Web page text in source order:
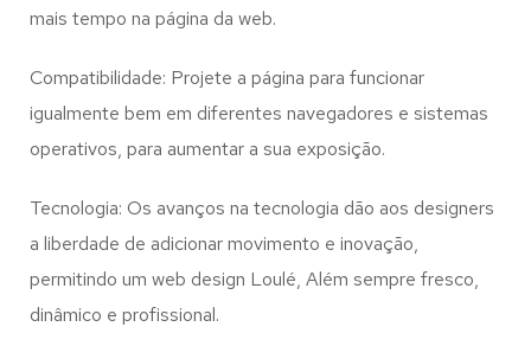
mais tempo na página da web.
Compatibilidade: Projete a página para funcionar
igualmente bem em diferentes navegadores e sistemas
operativos, para aumentar a sua exposição.
Tecnologia: Os avanços na tecnologia dão aos designers
a liberdade de adicionar movimento e inovação,
permitindo um web design Loulé, Além sempre fresco,
dinâmico e profissional.